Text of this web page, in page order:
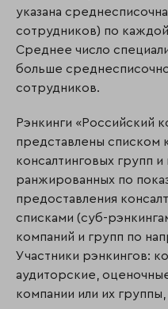
указана
сотрудников) по
Среднее число
больше
сотрудников.
Рэнкинги «Российский
представлены списком
консалтинговых групп и
ранжированных по
предоставления
списками (суб-
компаний и групп по
Участники рэнкингов:
аудиторские,
компании или их